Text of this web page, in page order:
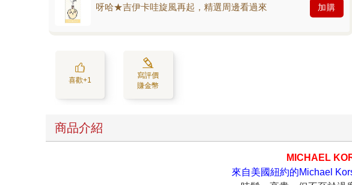
呀哈★吉伊卡哇旋風再起，精選周邊看過來 加購
喜歡+1
寫評價
賺金幣
商品介紹
MICHAEL
來自美國紐約的Michael